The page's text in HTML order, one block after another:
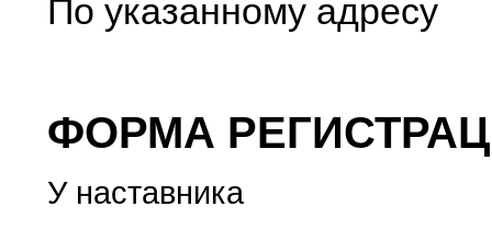
По указанному адресу
ФОРМА
У наставника